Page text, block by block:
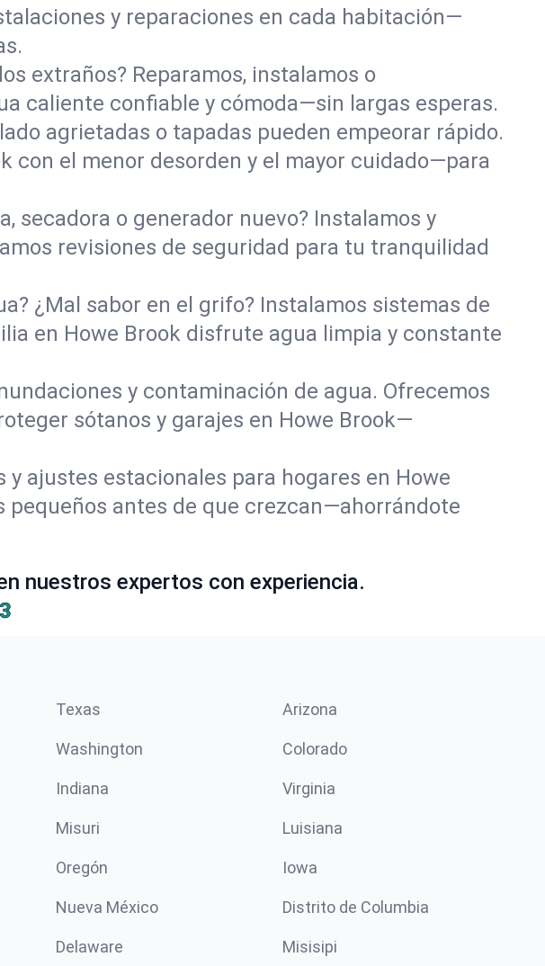
y reparaciones en cada habitación—
extraños? Reparamos, instalamos o
caliente confiable y cómoda—sin largas esperas.
agrietadas o tapadas pueden empeorar rápido.
con el menor desorden y el mayor cuidado—para
secadora o generador nuevo? Instalamos y
revisiones de seguridad para tu tranquilidad
¿Mal sabor en el grifo? Instalamos sistemas de
en Howe Brook disfrute agua limpia y constante
y contaminación de agua. Ofrecemos
sótanos y garajes en Howe Brook—
y ajustes estacionales para hogares en Howe
antes de que crezcan—ahorrándote
nuestros expertos con experiencia.
Texas Arizona
Washington Colorado
Indiana Virginia
Misuri Luisiana
Oregón Iowa
Nueva México Distrito de Columbia
Delaware Misisipi